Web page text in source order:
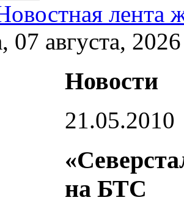
лента
07 августа, 2026
Новости
21.05.2010
на БТС